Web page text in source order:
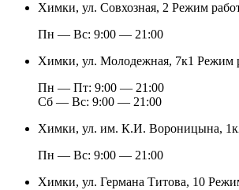
Химки, ул. Совхозная, 2 Режим
Пн — Вс: 9:00 — 21:00
Химки, ул. Молодежная, 7к1 Режим
Пн — Пт: 9:00 — 21:00
Cб — Вс: 9:00 — 21:00
Химки, ул. им. К.И. Вороницына,
Пн — Вс: 9:00 — 21:00
Химки, ул. Германа Титова, 10